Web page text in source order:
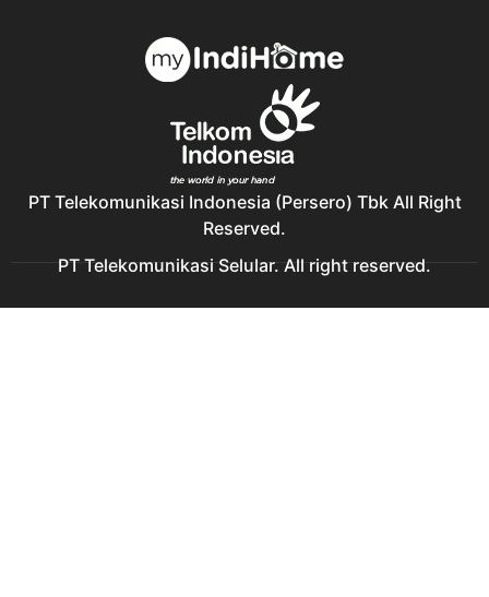
PT Telekomunikasi Indonesia (Persero) Tbk All Right
Reserved.
PT Telekomunikasi Selular. All right reserved.